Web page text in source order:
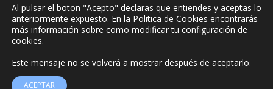
Al pulsar el boton "Acepto" declaras que entiendes y aceptas lo
anteriormente expuesto. En la Politica de Cookies encontrarás
más información sobre como modificar tu configuración de
cookies.
Este mensaje no se volverá a mostrar después de aceptarlo.
ACEPTAR